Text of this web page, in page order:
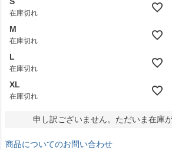
在庫切れ
M
在庫切れ
L
在庫切れ
XL
在庫切れ
申し訳ございません。ただいま在庫
商品についてのお問い合わせ